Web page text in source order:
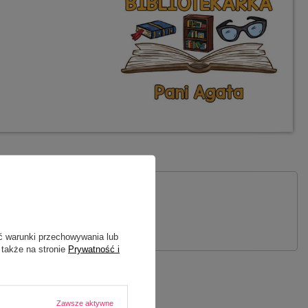
warunki przechowywania lub
na stronie Prywatność i
Zawsze aktywne